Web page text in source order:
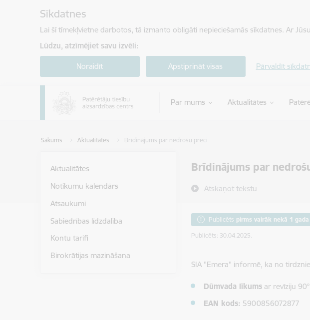
Sīkdatnes
Lai šī tīmekļvietne darbotos, tā izmanto obligāti nepieciešamās sīkdatnes. Ar
Lūdzu, atzīmējiet savu izvēli:
Noraidīt Apstiprināt visas Pārvaldīt
Par mums Aktualitātes
Sākums Aktualitātes Brīdinājums par nedrošu preci
Brīdinājums par
Atskaņot tekstu
Aktualitātes
Notikumu kalendārs
Atsaukumi
Sabiedrības līdzdalība
Kontu tarifi
Birokrātijas mazināšana
Publicēts pirms vairāk nekā 1 gada
Publicēts: 30.04.2025.
SIA "Emera" informē, ka no
Dūmvada līkums ar revīziju
EAN kods: 5900856072877